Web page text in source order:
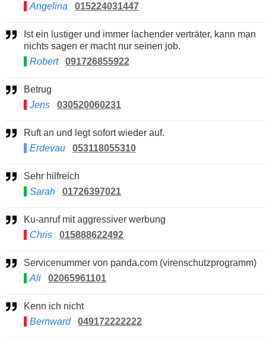
Angelina
015224031447
nichts sagen er macht nur seinen job.
Robert
091726855922
Betrug
Jens
030520060231
Ruft an und legt sofort wieder auf.
Erdevau
053118055310
Sehr hilfreich
Sarah
01726397021
Ku-anruf mit aggressiver werbung
Chris
015888622492
Servicenummer von panda.com (virenschutzprogramm)
Ali
02065961101
Kenn ich nicht
Bernward
049172222222